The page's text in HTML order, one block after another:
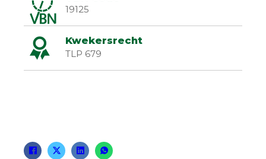
19125
Kwekersrecht
TLP 679